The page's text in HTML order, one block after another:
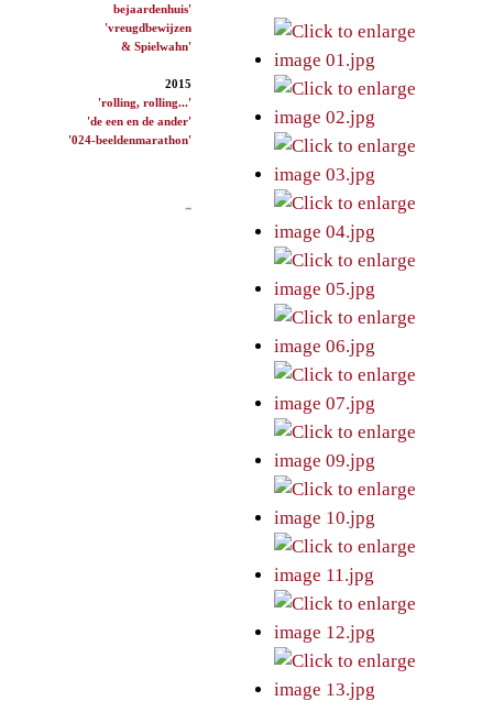
bejaardenhuis'
'vreugdbewijzen
& Spielwahn'
2015
'rolling, rolling...'
'de een en de ander'
'024-beeldenmarathon'